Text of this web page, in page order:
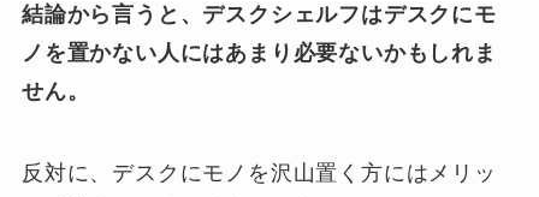
結論から言うと、デスクシェルフはデスクにモ
ノを置かない人にはあまり必要ないかもしれま
せん。
反対に、デスクにモノを沢山置く方にはメリッ